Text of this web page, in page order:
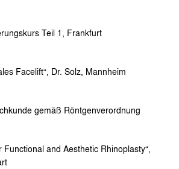
Teil 1, Frankfurt
Facelift“, Dr. Solz, Mannheim
gemäß Röntgenverordnung
Functional and Aesthetic Rhinoplasty“,